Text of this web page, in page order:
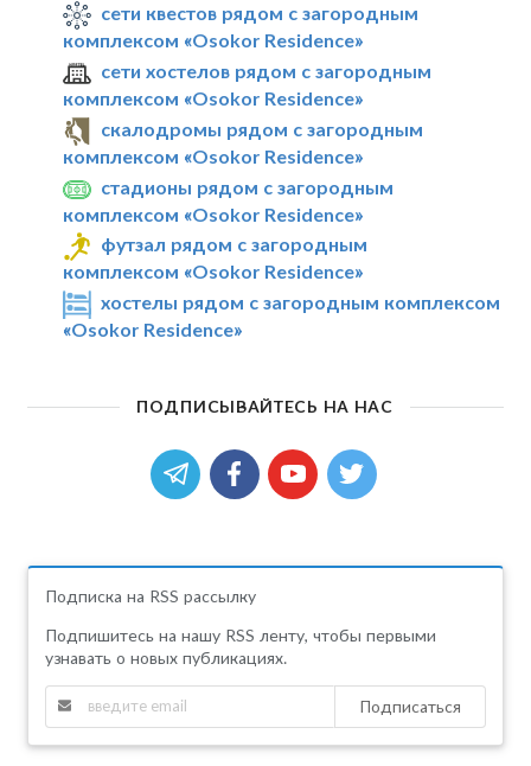
сети квестов рядом с загородным
комплексом «Osokor Residence»
сети хостелов рядом с загородным
комплексом «Osokor Residence»
скалодромы рядом с загородным
комплексом «Osokor Residence»
стадионы рядом с загородным
комплексом «Osokor Residence»
футзал рядом с загородным
комплексом «Osokor Residence»
хостелы рядом с загородным комплексом
«Osokor Residence»
ПОДПИСЫВАЙТЕСЬ НА НАС
Подписка на RSS рассылку
Подпишитесь на нашу RSS ленту, чтобы первыми
узнавать о новых публикациях.
Подписаться